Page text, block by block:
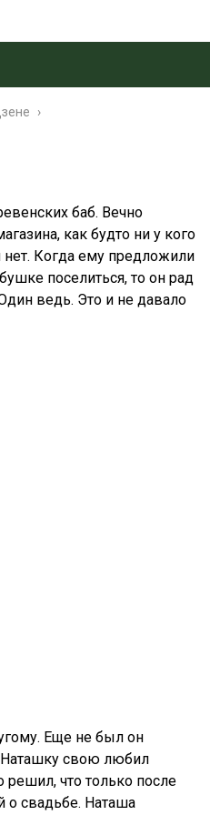
›
баб. Вечно
как будто ни у кого
нет. Когда ему предложили
поселиться, то он рад
ведь. Это и не давало
Еще не был он
свою любил
решил, что только после
о свадьбе. Наташа